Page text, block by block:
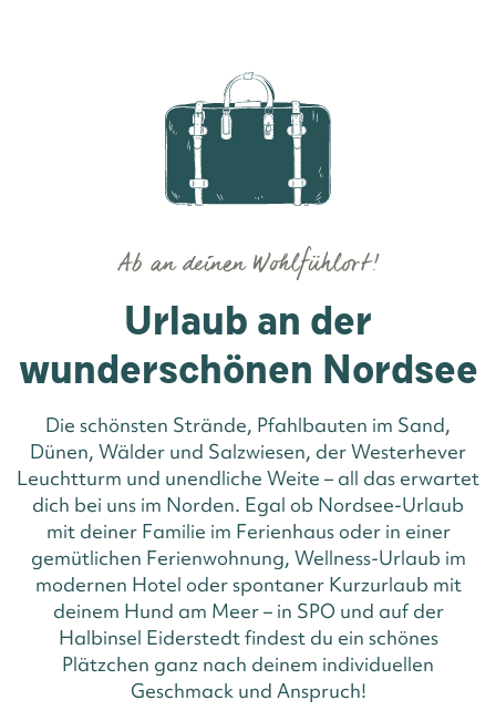
Urlaub an der
wunderschönen Nordsee
Ab an deinen Wohlfühlort!
Die schönsten Strände, Pfahlbauten im Sand,
Dünen, Wälder und Salzwiesen, der Westerhever
Leuchtturm und unendliche Weite – all das erwartet
dich bei uns im Norden. Egal ob Nordsee-Urlaub
mit deiner Familie im Ferienhaus oder in einer
gemütlichen Ferienwohnung, Wellness-Urlaub im
modernen Hotel oder spontaner Kurzurlaub mit
deinem Hund am Meer – in SPO und auf der
Halbinsel Eiderstedt findest du ein schönes
Plätzchen ganz nach deinem individuellen
Geschmack und Anspruch!